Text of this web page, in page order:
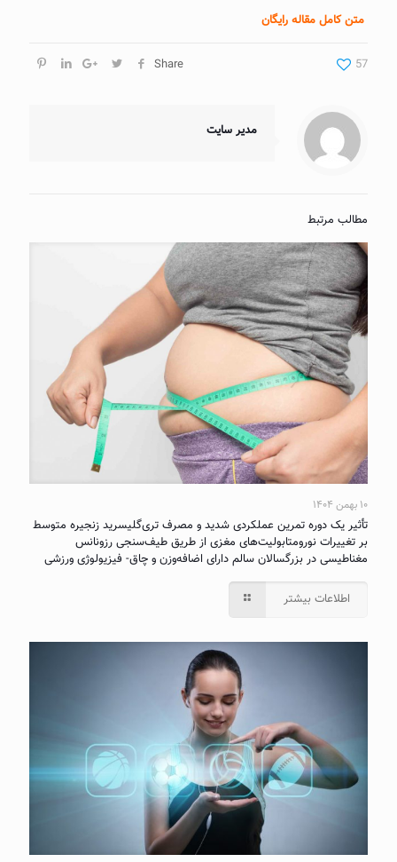
متن کامل مقاله رایگان
Share 57
مدیر سایت
مطالب مرتبط
۱۰ بهمن ۱۴۰۴
تأثیر یک دوره تمرین عملکردی شدید و مصرف تری‌گلیسرید زنجیره متوسط
بر تغییرات نورومتابولیت‌های مغزی از طریق طیف‌سنجی رزونانس
مغناطیسی در بزرگسالان سالم دارای اضافه‌وزن و چاق- فیزیولوژی ورزشی
اطلاعات بیشتر